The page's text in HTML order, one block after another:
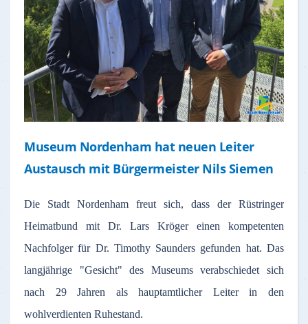
Museum Nordenham hat neuen Leiter
Austausch mit Bürgermeister Nils Siemen
Die Stadt Nordenham freut sich, dass der Rüstringer
Heimatbund mit Dr. Lars Kröger einen kompetenten
Nachfolger für Dr. Timothy Saunders gefunden hat. Das
langjährige "Gesicht" des Museums verabschiedet sich
nach 29 Jahren als hauptamtlicher Leiter in den
wohlverdienten Ruhestand.